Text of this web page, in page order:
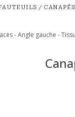
/ CANAPÉS
- Angle gauche - Tissu